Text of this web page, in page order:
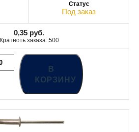
Под заказ
0,35 руб.
Кратноть заказа: 500
В
КОРЗИНУ